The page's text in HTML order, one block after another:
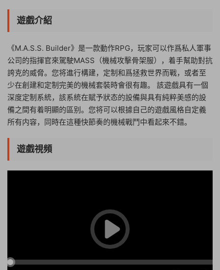
遊戲介紹
《M.A.S.S. Builder》是一款動作RPG，玩家可以作爲私人軍事
公司的指揮官來駕駛MASS（機械攻擊骨架服），着手幫助對抗
誇克的威脅。您将進行構建，定制和爲拯救世界而戰，或者至
少在創建和定制完美的機械套裝時會很有趣。 該遊戲具有一個
深度定制系統，該系統在賦予狀态的設備與具有純粹美感的設
備之間有着明顯的區别。您将可以根據自己的遊戲風格自定義
所有内容，同時在這種快節奏的機械戰鬥中看起來不錯。
遊戲視頻